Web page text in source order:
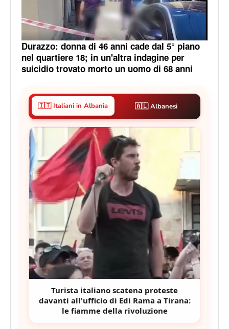
Durazzo: donna di 46 anni cade dal 5° piano
nel quartiere 18; in un'altra indagine per
suicidio trovato morto un uomo di 68 anni
🇮🇹 Italiani in Albania 🇦🇱 Albanesi
Turista italiano scatena proteste
davanti all'ufficio di Edi Rama a Tirana:
le fiamme della rivoluzione